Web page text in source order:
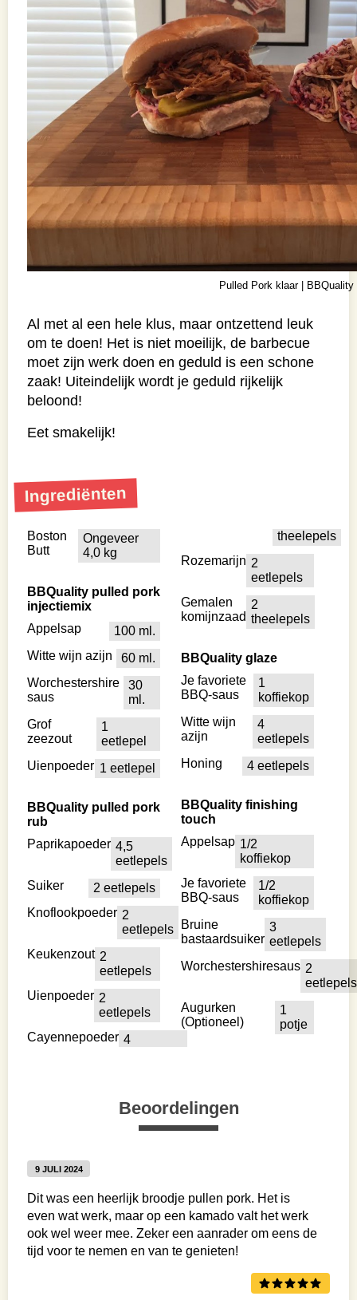
Pulled Pork klaar | BBQuality
Al met al een hele klus, maar ontzettend leuk
om te doen! Het is niet moeilijk, de barbecue
moet zijn werk doen en geduld is een schone
zaak! Uiteindelijk wordt je geduld rijkelijk
beloond!
Eet smakelijk!
Ingrediënten
Boston
Butt
Ongeveer
4,0 kg
BBQuality pulled pork
injectiemix
Appelsap
100 ml.
Witte wijn azijn
60 ml.
Worchestershire
saus
30
ml.
Grof
zeezout
1
eetlepel
Uienpoeder 1 eetlepel
BBQuality pulled pork
rub
Paprikapoeder 4,5
eetlepels
Suiker
2 eetlepels
Knoflookpoeder 2
eetlepels
Keukenzout 2
eetlepels
Uienpoeder 2
eetlepels
Cayennepoeder 4
theelepels
Rozemarijn 2
eetlepels
Gemalen
komijnzaad
2
theelepels
BBQuality glaze
Je favoriete
BBQ-saus
1
koffiekop
Witte wijn
azijn
4
eetlepels
Honing
4 eetlepels
BBQuality finishing
touch
Appelsap 1/2
koffiekop
Je favoriete
BBQ-saus
1/2
koffiekop
Bruine
bastaardsuiker
3
eetlepels
Worchestershiresaus 2
eetlepels
Augurken
(Optioneel)
1
potje
Beoordelingen
9 JULI 2024
Dit was een heerlijk broodje pullen pork. Het is
even wat werk, maar op een kamado valt het werk
ook wel weer mee. Zeker een aanrader om eens de
tijd voor te nemen en van te genieten!